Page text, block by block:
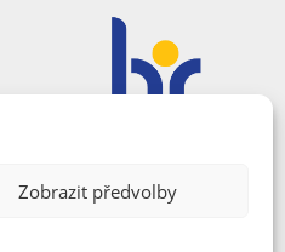
Zobrazit předvolby